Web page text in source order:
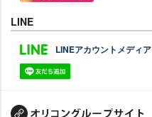
LINE
LINEアカウントメディア